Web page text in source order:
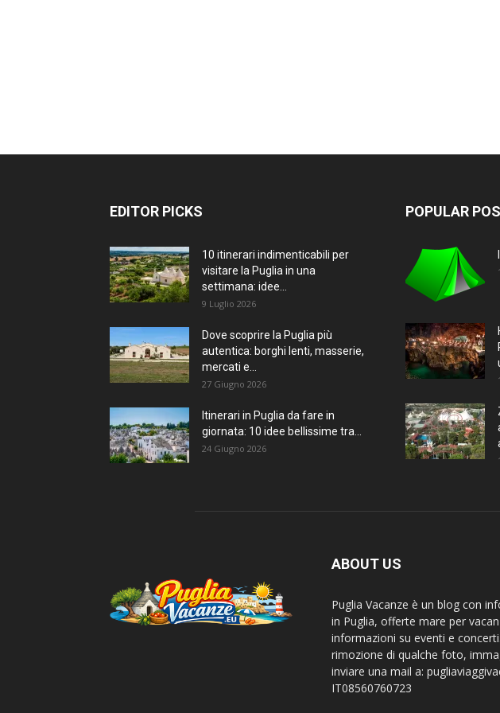
EDITOR PICKS
10 itinerari indimenticabili per
visitare la Puglia in una
settimana: idee...
9 Luglio 2026
Dove scoprire la Puglia più
autentica: borghi lenti, masserie,
mercati e...
27 Giugno 2026
Itinerari in Puglia da fare in
giornata: 10 idee bellissime tra...
24 Giugno 2026
POPULAR
ABOUT US
Puglia Vacanze è un blog con
in Puglia, offerte mare per
informazioni su eventi e
rimozione di qualche foto,
inviare una mail a:
IT08560760723